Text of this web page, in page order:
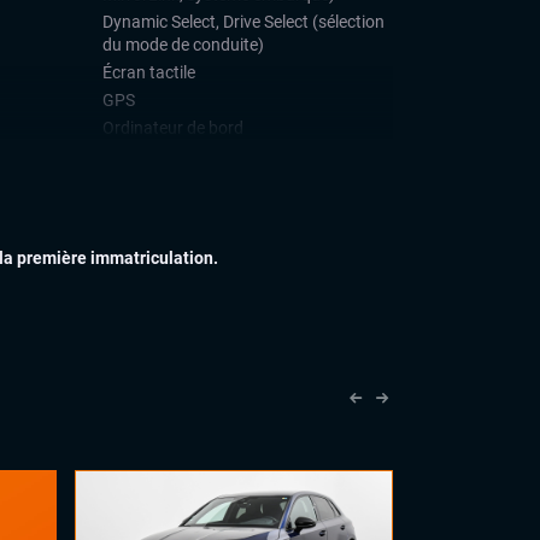
Dynamic Select, Drive Select (sélection
du mode de conduite)
Écran tactile
GPS
Ordinateur de bord
Jantes alu
première immatriculation.